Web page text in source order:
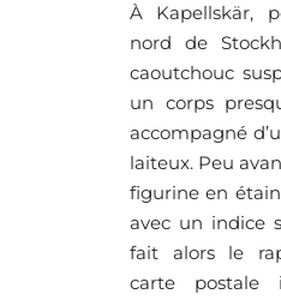
À Kapellskär,
nord de
caoutchouc
un corps
accompagné
laiteux. Peu
figurine en
avec un indice
fait alors le
carte postale